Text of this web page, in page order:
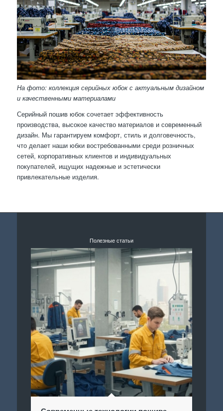
На фото: коллекция серийных юбок с актуальным дизайном
и качественными материалами
Серийный пошив юбок сочетает эффективность
производства, высокое качество материалов и современный
дизайн. Мы гарантируем комфорт, стиль и долговечность,
что делает наши юбки востребованными среди розничных
сетей, корпоративных клиентов и индивидуальных
покупателей, ищущих надежные и эстетически
привлекательные изделия.
Полезные статьи